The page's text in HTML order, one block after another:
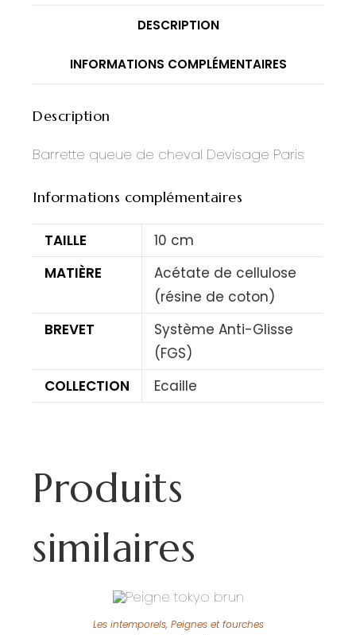
DESCRIPTION
INFORMATIONS COMPLÉMENTAIRES
Description
Barrette queue de cheval Devisage Paris
Informations complémentaires
TAILLE
10 cm
MATIÈRE
Acétate de cellulose
(résine de coton)
BREVET
Système Anti-Glisse
(FGS)
COLLECTION
Ecaille
Produits
similaires
Les intemporels, Peignes et fourches